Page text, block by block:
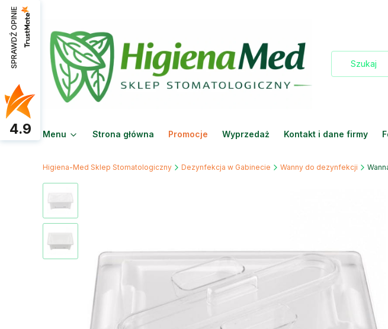
Menu Strona główna Promocje Wyprzedaż Kontakt i dane firmy
Higiena-Med Sklep Stomatologiczny Dezynfekcja w Gabinecie Wanny do dezynfekcji
SPRAWDŹ OPINIE
4.9